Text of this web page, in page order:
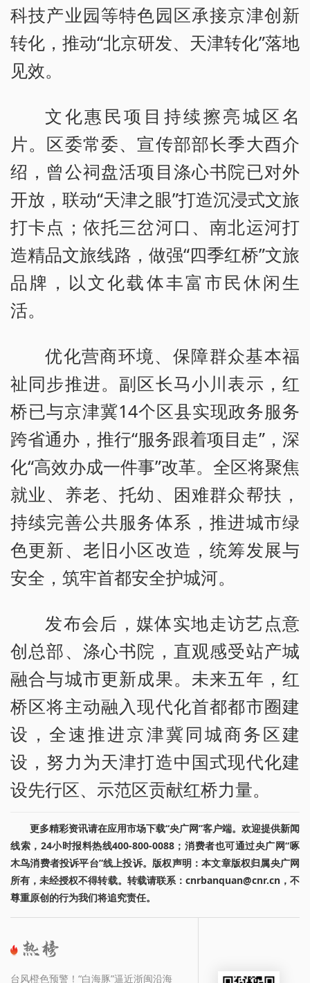
科技产业园等特色园区承接京津创新
转化，推动“北京研发、天津转化”落地
见效。
文化惠民项目持续擦亮城区名
片。区委常委、宣传部部长季大酉介
绍，曾公祠盘活项目涤心书院已对外
开放，联动“天津之眼”打造沉浸式文旅
打卡点；依托三岔河口、南北运河打
造精品文旅线路，做强“四季红桥”文旅
品牌，以文化载体丰富市民休闲生
活。
优化营商环境、保障群众基本福
祉同步推进。副区长马小川表示，红
桥已与京津冀14个区县实现政务服务
跨省通办，推行“服务跟着项目走”，深
化“高效办成一件事”改革。全区将聚焦
就业、养老、托幼、困难群众帮扶，
持续完善公共服务体系，推进城市绿
色更新、老旧小区改造，统筹发展与
安全，筑牢首都安全护城河。
发布会后，媒体实地走访艺点意
创总部、涤心书院，直观感受站产城
融合与城市更新成果。未来五年，红
桥区将主动融入现代化首都都市圈建
设，全速推进京津冀同城商务区建
设，努力为天津打造中国式现代化建
设先行区、示范区贡献红桥力量。
更多精彩资讯请在应用市场下载“央广网”客户端。欢迎提供新闻
线索，24小时报料热线400-800-0088；消费者也可通过央广网“啄
木鸟消费者投诉平台”线上投诉。版权声明：本文章版权归属央广网
所有，未经授权不得转载。转载请联系：cnrbanquan@cnr.cn，不
尊重原创的行为我们将追究责任。
台风橙色预警！“白海豚”逼近浙闽沿海